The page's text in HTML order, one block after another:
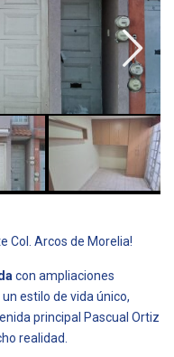
Col. Arcos de Morelia!
con ampliaciones
estilo de vida único,
principal Pascual Ortiz
realidad.